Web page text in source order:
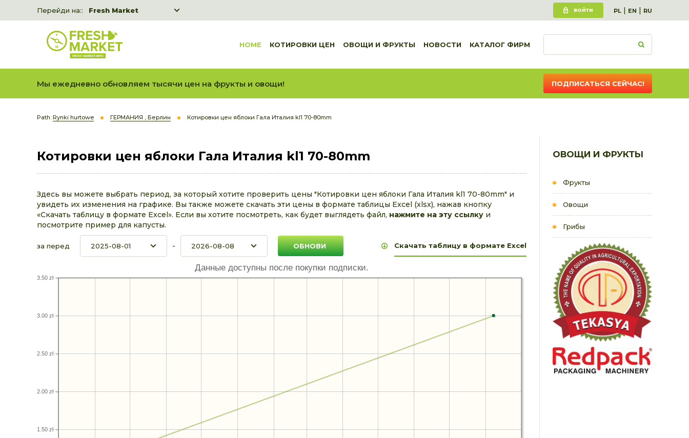
Перейди на::
Fresh Market
Fresh Market event B2B
ВОЙТИ PL | EN | RU
HOME КОТИРОВКИ ЦЕН ОВОЩИ И ФРУКТЫ НОВОСТИ КАТАЛОГ ФИРМ
Мы ежедневно обновляем тысячи цен на фрукты и овощи! ПОДПИСАТЬСЯ СЕЙЧАС!
Path: Rynki hurtowe ГЕРМАНИЯ , Берлин Котировки цен яблоки Гала Италия kl1 70-80mm
ОВОЩИ И ФРУКТЫ
Фрукты
Овощи
Грибы
Котировки цен яблоки Гала Италия kl1 70-80mm
Здесь вы можете выбрать период, за который хотите проверить цены "Котировки цен яблоки Гала Италия kl1 70-80mm" и
увидеть их изменения на графике. Вы также можете скачать эти цены в формате таблицы Excel (xlsx), нажав кнопку
«Скачать таблицу в формате Excel». Если вы хотите посмотреть, как будет выглядеть файл, нажмите на эту ссылку и
посмотрите пример для капусты.
за перед - Скачать таблицу в формате Excel
Данные доступны после покупки подписки.
1.50 zł
2.00 zł
2.50 zł
3.00 zł
3.50 zł